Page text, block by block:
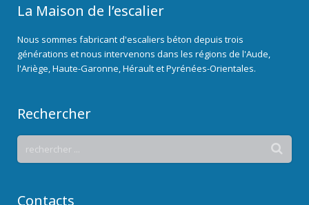
La Maison de l’escalier
Nous sommes fabricant d'escaliers béton depuis trois
générations et nous intervenons dans les régions de l'Aude,
l'Ariège, Haute-Garonne, Hérault et Pyrénées-Orientales.
Rechercher
Contacts